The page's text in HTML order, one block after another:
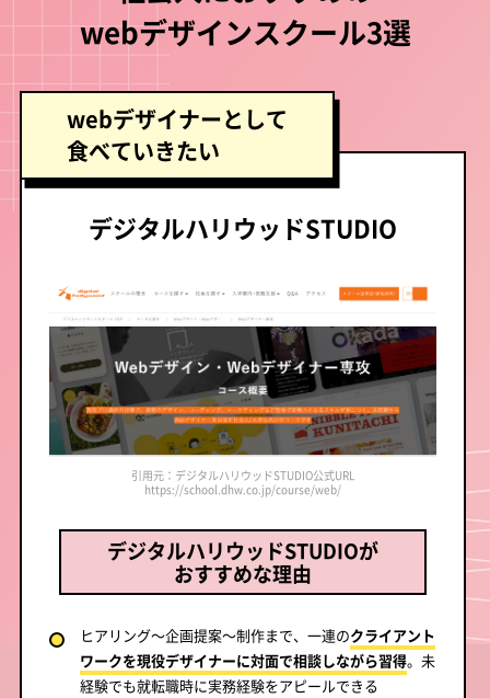
webデザインスクール3選
webデザイナーとして
食べていきたい
デジタルハリウッドSTUDIO
引用元：デジタルハリウッドSTUDIO公式URL
https://school.dhw.co.jp/course/web/
デジタルハリウッドSTUDIOが
おすすめな理由
ヒアリング～企画提案～制作まで、一連のクライアント
ワークを現役デザイナーに対面で相談しながら習得。未
経験でも就転職時に実務経験をアピールできる